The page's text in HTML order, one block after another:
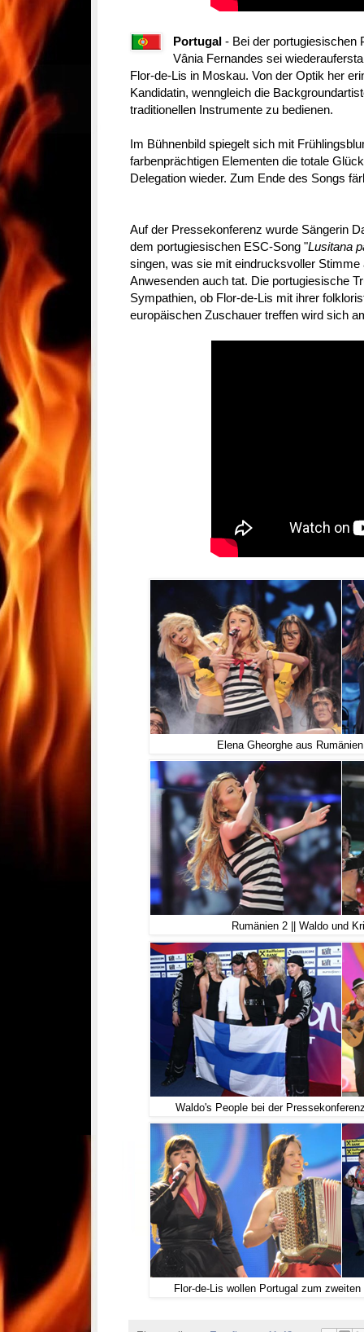
Portugal - Bei der portugiesischen
Vânia Fernandes sei
Flor-de-Lis in Moskau. Von der Optik her
Kandidatin, wenngleich die
traditionellen Instrumente zu bedienen.
Im Bühnenbild spiegelt sich mit
farbenprächtigen Elementen die totale
Delegation wieder. Zum Ende des Songs
Auf der Pressekonferenz wurde Sängerin
dem portugiesischen ESC-Song "Lusitana
singen, was sie mit eindrucksvoller
Anwesenden auch tat. Die portugiesische
Sympathien, ob Flor-de-Lis mit ihrer
europäischen Zuschauer treffen wird sich
Elena Gheorghe aus
Rumänien 2 || Waldo und
Waldo's People bei der
Flor-de-Lis wollen Portugal zum